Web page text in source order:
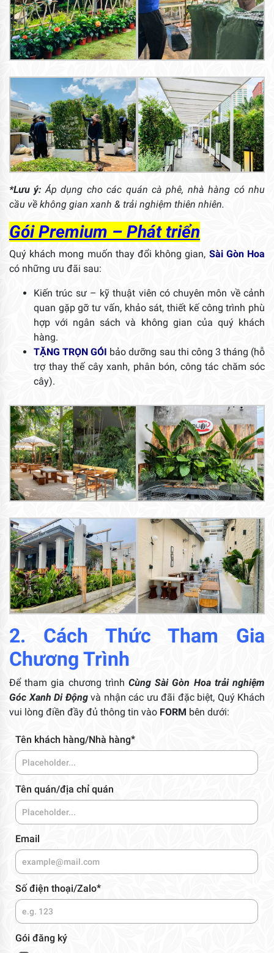
*Lưu ý: Áp dụng cho các quán cà phê, nhà hàng có nhu
cầu về không gian xanh & trải nghiệm thiên nhiên.
GóiPremium – Phát triển
Quý khách mong muốn thay đổi không gian, Sài Gòn Hoa
có những ưu đãi sau:
Kiến trúc sư – kỹ thuật viên có chuyên môn về cảnh
quan gặp gỡ tư vấn, khảo sát, thiết kế công trình phù
hợp với ngân sách và không gian của quý khách
hàng.
TẶNG TRỌN GÓI bảo dưỡng sau thi công 3 tháng (hỗ
trợ thay thế cây xanh, phân bón, công tác chăm sóc
cây).
2. Cách Thức Tham Gia
Chương Trình
Để tham gia chương trình Cùng Sài Gòn Hoa trải nghiệm
Góc Xanh Di Động và nhận các ưu đãi đặc biệt, Quý Khách
vui lòng điền đầy đủ thông tin vào FORM bên dưới:
Tên khách hàng/Nhà hàng*
Tên quán/địa chỉ quán
Email
Số điện thoại/Zalo*
Gói đăng ký